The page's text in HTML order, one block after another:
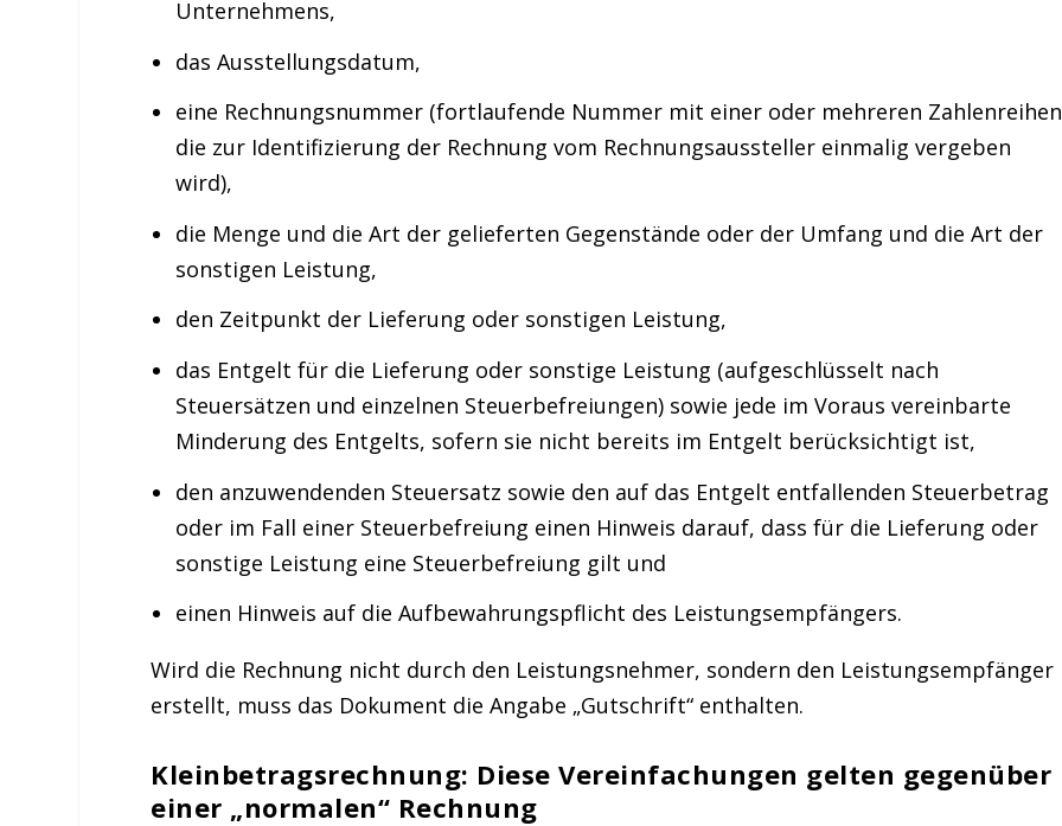
Unternehmens,
das Ausstellungsdatum,
eine Rechnungsnummer(fortlaufende Nummer mit einer oder mehreren
die zur Identifizierung der Rechnung vom Rechnungsaussteller einmalig vergeben
wird),
die Menge und die Art der gelieferten Gegenstände oder der Umfang und die Art der
sonstigen Leistung,
den Zeitpunkt der Lieferung oder sonstigen Leistung,
das Entgelt für die Lieferung oder sonstige Leistung (aufgeschlüsselt nach
Steuersätzen und einzelnen Steuerbefreiungen) sowie jede im Voraus vereinbarte
Minderung des Entgelts, sofern sie nicht bereits im Entgelt berücksichtigt ist,
den anzuwendenden Steuersatz sowie den auf das Entgelt entfallenden Steuerbetrag
oder im Fall einer Steuerbefreiung einen Hinweis darauf, dass für die Lieferung oder
sonstige Leistung eine Steuerbefreiung gilt und
einen Hinweis auf die Aufbewahrungspflicht des Leistungsempfängers.
Wird die Rechnung nicht durch den Leistungsnehmer, sondern den Leistungsempfänger
erstellt, muss das Dokument die Angabe „Gutschrift“ enthalten.
Kleinbetragsrechnung: Diese Vereinfachungen gelten gegenüber
einer „normalen“ Rechnung